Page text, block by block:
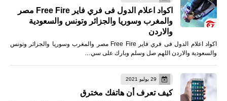
اكواد اعلام الدول فى فري فاير Free Fire مصر
والمغرب وسوريا والجزائر وتونس والسعودية
والاردن
اكواد اعلام الدول فى فري فاير Free Fire مصر والمغرب وسوريا والجزائر وتونس
والسعودية والاردن اللهم صل وسلم وبارك على سي…
29 يوليو 2021
كيف تعرف أن هاتفك مخترق